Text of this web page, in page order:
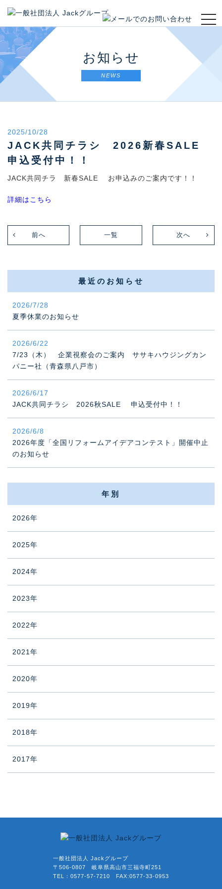
t
o
v
お知らせ
NEWS
2025/10/28
JACK共同チラシ 2026新春SALE
申込受付中！！
JACK共同チラ 新春SALE お申込みのご案内です！！
詳細はこちら
前へ 次へ
一覧
最近のお知らせ
2026/7/28
夏季休業のお知らせ
2026/6/22
7/23（木） 企業視察会のご案内 ササキハウジングカン
パニー社（青森県八戸市）
2026/6/17
JACK共同チラシ 2026秋SALE 申込受付中！！
2026/6/8
2026年度「全国リフォームアイデアコンテスト」開催中止
のお知らせ
年別
2026年
2025年
2024年
2023年
2022年
2021年
2020年
2019年
2018年
2017年
一般社団法人 Jackグループ
〒506-0807 岐阜県高山市三福寺町251
TEL：0577-57-7210 FAX:0577-33-0953